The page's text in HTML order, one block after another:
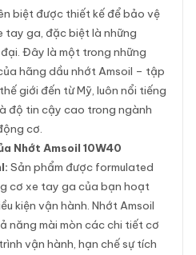
biệt được thiết kế để bảo vệ
ga, đặc biệt là những
Đây là một trong những
hãng dầu nhớt Amsoil – tập
giới đến từ Mỹ, luôn nổi tiếng
độ tin cậy cao trong ngành
cơ.
Nhớt Amsoil 10W40
Sản phẩm được formulated
cơ xe tay ga của bạn hoạt
kiện vận hành. Nhớt Amsoil
năng mài mòn các chi tiết cơ
vận hành, hạn chế sự tích